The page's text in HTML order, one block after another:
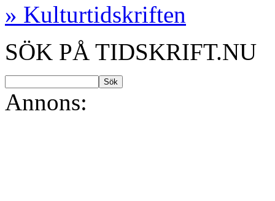
» Kulturtidskriften
SÖK PÅ TIDSKRIFT.NU
Annons: